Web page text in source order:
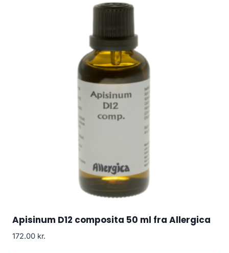
Apisinum D12 composita 50 ml fra Allergica
172.00 kr.